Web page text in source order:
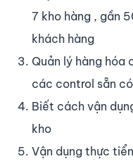
7 kho hàng , gần
khách hàng
Quản lý hàng hóa
các control sẵn
Biết cách vận
kho
Vận dụng thực